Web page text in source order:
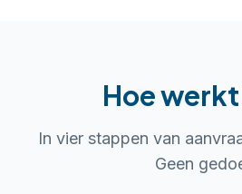
Hoe
In vier stappen van
Geen